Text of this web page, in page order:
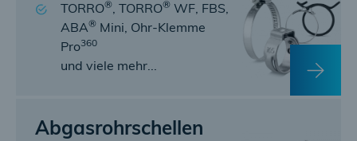
TORRO®, TORRO® WF, FBS,
ABA® Mini, Ohr-Klemme
Pro360
und viele mehr...
Abgasrohrschellen